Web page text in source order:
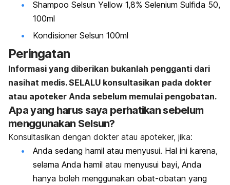
Shampoo Selsun Yellow 1,8% Selenium Sulfida 50,
100ml
Kondisioner Selsun 100ml
Peringatan
Informasi yang diberikan bukanlah pengganti dari
nasihat medis. SELALU konsultasikan pada dokter
atau apoteker Anda sebelum memulai pengobatan.
Apa yang harus saya perhatikan sebelum
menggunakan Selsun?
Konsultasikan dengan dokter atau apoteker, jika:
Anda sedang hamil atau menyusui. Hal ini karena,
selama Anda hamil atau menyusui bayi, Anda
hanya boleh menggunakan obat-obatan yang